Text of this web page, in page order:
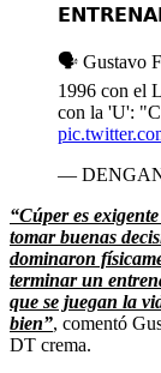
🗣️ Gustavo
1996 con el
con la 'U':
—
“Cúper es
tomar buenas
dominaron
terminar un
que se juegan la
bien”, comentó
DT crema.